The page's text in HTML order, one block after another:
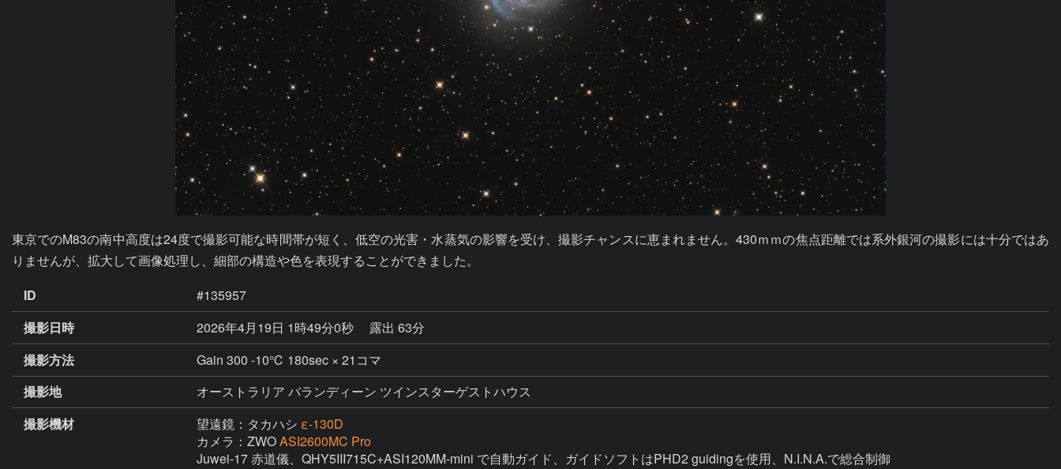
東京でのM83の南中高度は24度で撮影可能な時間帯が短く、低空の光害・水蒸気の影響を受け、撮影チャンスに恵まれません。430ｍｍの焦点距離では系外銀河の撮影には十分ではあ
りませんが、拡大して画像処理し、細部の構造や色を表現することができました。
ID
#135957
撮影日時
2026年4月19日 1時49分0秒
露出 63分
撮影方法
Gain 300 -10℃ 180sec × 21コマ
撮影地
オーストラリア バランディーン ツインスターゲストハウス
撮影機材
望遠鏡：タカハシ ε-130D
カメラ：ZWOASI2600MC Pro
Juwei-17 赤道儀、QHY5III715C+ASI120MM-mini で自動ガイド、ガイドソフトはPHD2 guidingを使用、N.I.N.A.で総合制御